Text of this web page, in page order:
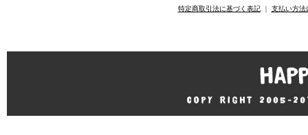
特定商取引法に基づく表記｜ 支払い方法